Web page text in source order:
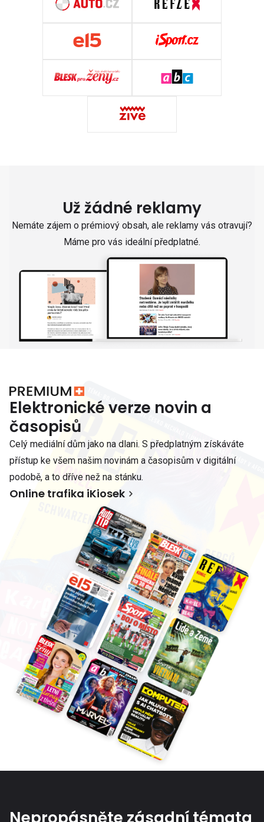
Už žádné reklamy
Nemáte zájem o prémiový obsah, ale reklamy vás otravují?
Máme pro vás ideální předplatné.
Elektronické verze novin a
časopisů
Celý mediální dům jako na dlani. S předplatným získáváte
přístup ke všem našim novinám a časopisům v digitální
podobě, a to dříve než na stánku.
Online trafika iKiosek